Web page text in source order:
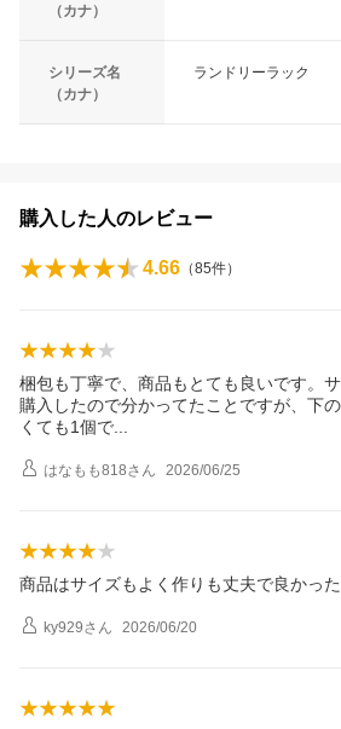
（カナ）
シリーズ名
（カナ）
ランドリーラック
購入した人のレビュー
4.66 （85件）
梱包も丁寧で、商品もとても良いです。
購入したので分かってたことですが、下
くても1個で
はなもも818さん 2026/06/25
商品はサイズもよく作りも丈夫で良かった
ky929さん 2026/06/20